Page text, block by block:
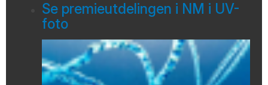
Se premieutdelingen i NM i UV-
foto